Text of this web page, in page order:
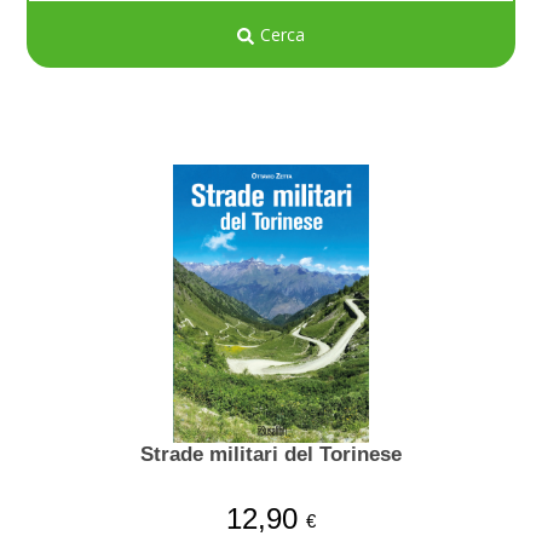
Cerca
Strade militari del Torinese
12,90 €